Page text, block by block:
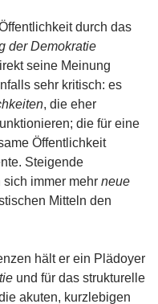
durch das
der Demokratie
seine Meinung
sehr kritisch: es
, die eher
die für eine
Öffentlichkeit
Steigende
sich immer mehr neue
Mitteln den
hält er ein Plädoyer
und für das strukturelle
akuten, kurzlebigen